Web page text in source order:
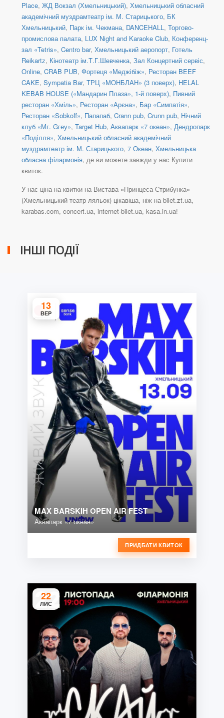
Place, ЖД Вокзал (Хмельницький), Хмельницький обласний
академічний муздрамтеатр ім. М. Старицького, БК
Хмельницький, Парк ім. Чекмана, DANCEHALL, Торгово-
промислова палата, LUX Night and Karaoke Club, Конференц-
зал «Tetris», Centro bar, Хмельницький аеропорт, Готель
Reikartz, Кінотеатр ім.Т.Г.Шевченка, Зал Концертний сервіс,
Online, CRAB PUB, Фортеця «Меджібіж», Ресторан BEEF
CAKE, Sympatia Bar, ТРЦ «МОНБЛАН» (3 поверх), HELAL
KEBAB HOUSE («Мандарин Плаза», 1-й поверх), Пивний
ресторан «Хміль», Ресторан «Арєна», Бар «Симпатія»,
Ресторан «Sobkoff», Папапаб, Crann pub, Crunn pub, Нічний
клуб «Мг. Gгеу», Target Hub, Аквапарк «7 океан», Дендропарк
«Поділля», Хмельницький обласний академічний
муздрамтеатр ім. М. Старицького, 7 Океан, Хмельницька
обласна філармонія, де ви можете завжди у нас Купити
квиток.
У нас ціна на квитки на Вистава «Принцеса Стрибунка»
(Хмельницький театр ляльок) цікавіша, ніж на bilet.zt.ua,
karabas.com, concert.ua, internet-bilet.ua, kasa.in.ua!
ІНШІ ПОДІЇ
13
ВЕР
MAX BARSKIH OPEN AIR FEST
Аквапарк «7 океан»
ПРИДБАТИ КВИТОК
22
ЛИС